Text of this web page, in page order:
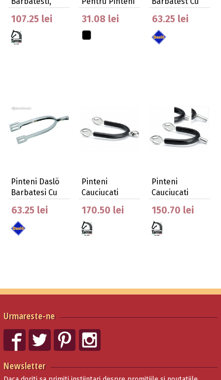
107.25 lei 31.08 lei
Tija Scurta,…
63.25 lei
Pinteni Daslö
Barbatesi Cu
Tija Medie, …
63.25 lei
Pinteni
Cauciucati
Tattini Cu
Rotita 20…
170.50 lei
Pinteni
Cauciucati
Tattini Cu Varf
Drep…
150.70 lei
Urmareste-ne
Newsletter